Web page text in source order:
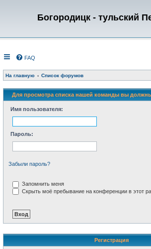
Богородицк - тульский
FAQ
На главную Список форумов
Для просмотра списка нашей команды вы
Имя пользователя:
Пароль:
Забыли пароль?
Запомнить меня
Скрыть моё пребывание на конференции в этот
Регистрация